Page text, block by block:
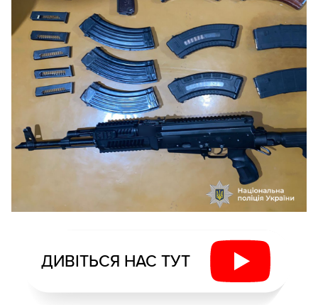
ДИВІТЬСЯ НАС ТУТ